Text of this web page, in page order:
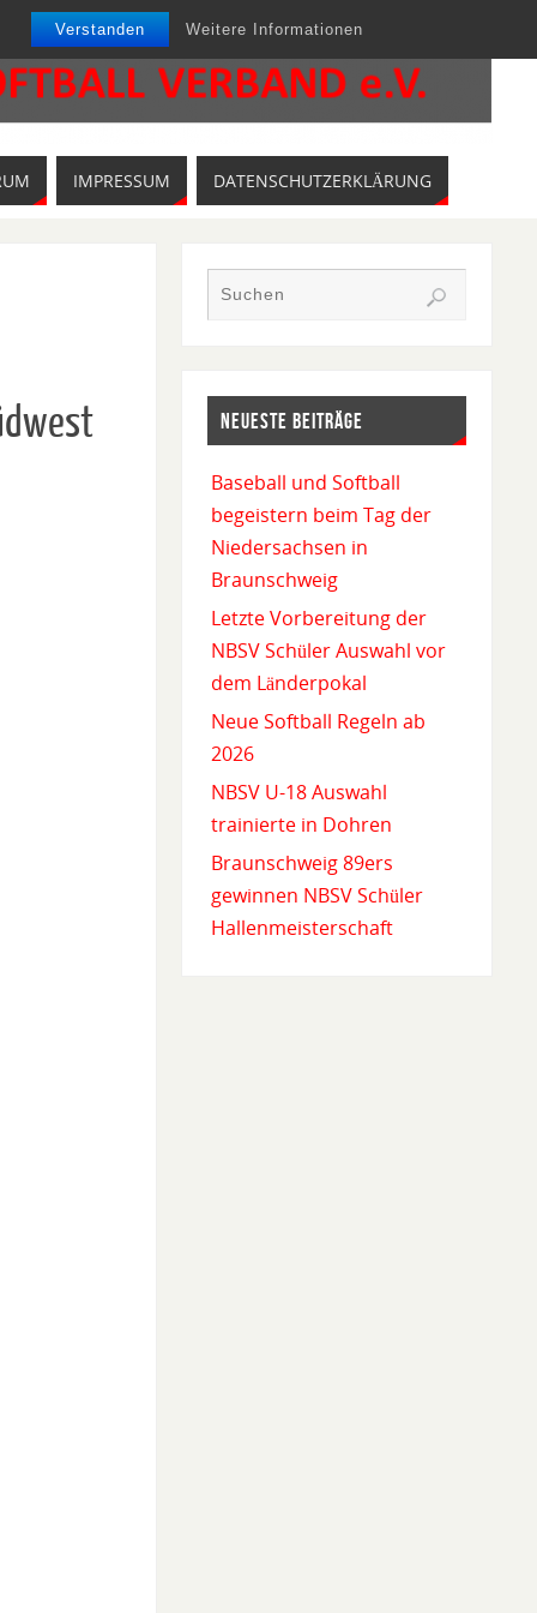
Verstanden Weitere Informationen
IMPRESSUM DATENSCHUTZERKLÄRUNG
NEUESTE BEITRÄGE
Baseball und Softball
begeistern beim Tag der
Niedersachsen in
Braunschweig
Letzte Vorbereitung der
NBSV Schüler Auswahl vor
dem Länderpokal
Neue Softball Regeln ab
2026
NBSV U-18 Auswahl
trainierte in Dohren
Braunschweig 89ers
gewinnen NBSV Schüler
Hallenmeisterschaft